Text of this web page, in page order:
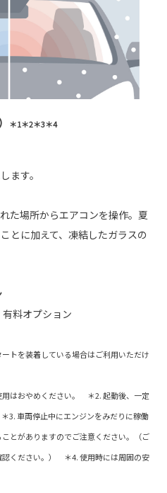
＊1＊2＊3＊4
ます。
た場所からエアコンを操作。夏
とに加えて、凍結したガラスの
料オプション
トを装着している場合はご利用いただけ
用はおやめください。 ＊2. 起動後、一定
3. 車両停止中にエンジンをみだりに稼働
とがありますのでご注意ください。（ご
ください。） ＊4. 使用時には周囲の安